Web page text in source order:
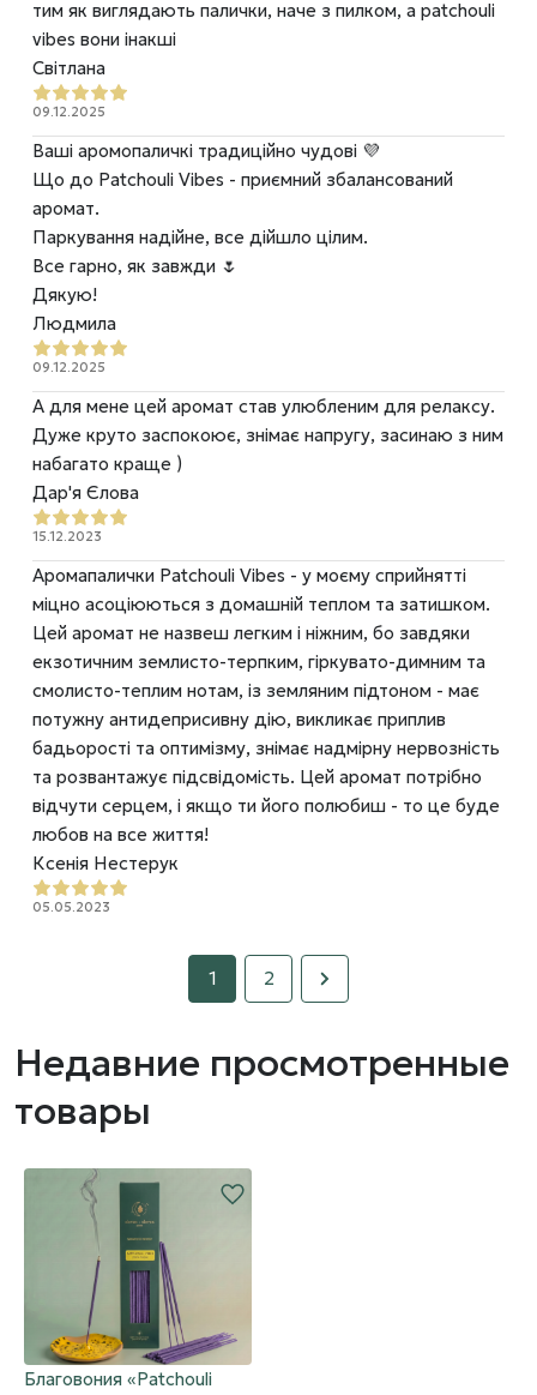
тим як виглядають палички, наче з пилком, а patchouli
vibes вони інакші
Світлана
09.12.2025
Ваші аромопаличкі традиційно чудові 💜
Що до Patchouli Vibes - приємний збалансований
аромат.
Паркування надійне, все дійшло цілим.
Все гарно, як завжди 🌷
Дякую!
Людмила
09.12.2025
А для мене цей аромат став улюбленим для релаксу.
Дуже круто заспокоює, знімає напругу, засинаю з ним
набагато краще )
Дар'я Єлова
15.12.2023
Аромапалички Patchouli Vibes - у моєму сприйнятті
міцно асоціюються з домашній теплом та затишком.
Цей аромат не назвеш легким і ніжним, бо завдяки
екзотичним землисто-терпким, гіркувато-димним та
смолисто-теплим нотам, із земляним підтоном - має
потужну антидеприсивну дію, викликає приплив
бадьорості та оптимізму, знімає надмірну нервозність
та розвантажує підсвідомість. Цей аромат потрібно
відчути серцем, і якщо ти його полюбиш - то це буде
любов на все життя!
Ксенія Нестерук
05.05.2023
1 2
Недавние просмотренные
товары
Благовония «Patchouli